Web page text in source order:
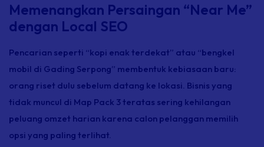
Memenangkan Persaingan “Near Me”
dengan Local SEO
Pencarian seperti “kopi enak terdekat” atau “bengkel
mobil di Gading Serpong” membentuk kebiasaan baru:
orang riset dulu sebelum datang ke lokasi. Bisnis yang
tidak muncul di Map Pack 3 teratas sering kehilangan
peluang omzet harian karena calon pelanggan memilih
opsi yang paling terlihat.